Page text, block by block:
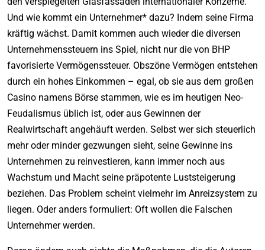
Und wie kommt ein Unternehmer* dazu? Indem seine Firma
kräftig wächst. Damit kommen auch wieder die diversen
Unternehmenssteuern ins Spiel, nicht nur die von BHP
favorisierte Vermögenssteuer. Obszöne Vermögen entstehen
durch ein hohes Einkommen – egal, ob sie aus dem großen
Casino namens Börse stammen, wie es im heutigen Neo-
Feudalismus üblich ist, oder aus Gewinnen der
Realwirtschaft angehäuft werden. Selbst wer sich steuerlich
mehr oder minder gezwungen sieht, seine Gewinne ins
Unternehmen zu reinvestieren, kann immer noch aus
Wachstum und Macht seine präpotente Luststeigerung
beziehen. Das Problem scheint vielmehr im Anreizsystem zu
liegen. Oder anders formuliert: Oft wollen die Falschen
Unternehmer werden.